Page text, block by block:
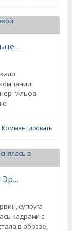
Александр Цекало стал совладельцем новой кинокомпании в России
"Альфа-
Комментировать
Жена Александра Цекало Дарина Эрвин снялась в фотосессии в стиле "Пятого элемента"
супруга
кадрами с
в образе,